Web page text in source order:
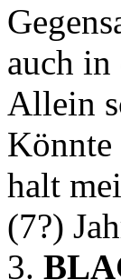
auch in
Allein
Könnte
halt
(7?)
3.